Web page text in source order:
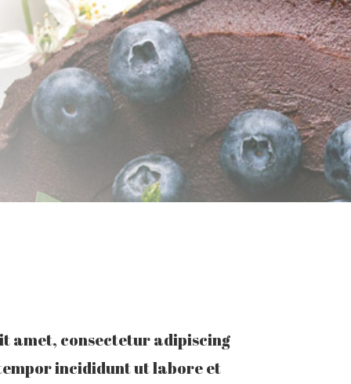
amet, consectetur adipiscing
incididunt ut labore et